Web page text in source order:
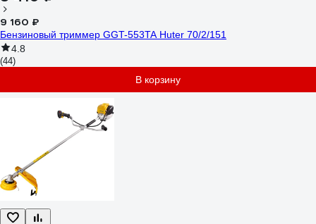
9 160 ₽
Бензиновый триммер GGT-553TA Huter 70/2/151
4.8
(44)
В корзину